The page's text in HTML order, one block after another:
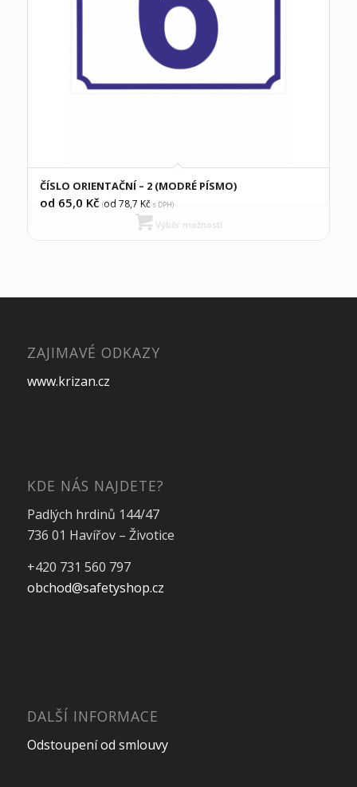
ČÍSLO ORIENTAČNÍ – 2 (MODRÉ PÍSMO)
od 65,0 Kč (od 78,7 Kčs DPH)
Výběr možností
ZAJIMAVÉ ODKAZY
www.krizan.cz
KDE NÁS NAJDETE?
Padlých hrdinů 144/47
736 01 Havířov – Životice
+420 731 560 797
obchod@safetyshop.cz
DALŠÍ INFORMACE
Odstoupení od smlouvy